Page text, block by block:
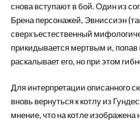
снова вступают в бой. Один из
Брена персонажей, Эвниссиэн
сверхъестественный
прикидывается мертвым и, попав
раскалывает его, но при этом
Для интерпретации описанного
вновь вернуться к котлу из
мнение, что на котле изображена